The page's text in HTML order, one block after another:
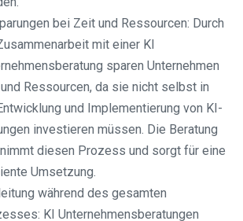
bei Zeit und Ressourcen: Durch
mit einer KI
sparen Unternehmen
Ressourcen, da sie nicht selbst in
und Implementierung von KI-
investieren müssen. Die Beratung
diesen Prozess und sorgt für eine
Umsetzung.
während des gesamten
KI Unternehmensberatungen